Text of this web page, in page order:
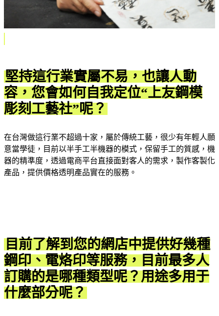
堅持這行業實屬不易，也讓人動
容，您會如何自我定位“上友鋼模
彫刻工藝社”呢？
在台灣做這行業不超過十家，屬於傳統工藝，很少有年輕人願
意當學徒，目前以半手工半機器的模式，保留手工的質感，機
器的精準度，透過電商平台直接面對客人的需求，製作客製化
產品，提供價格透明產品實在的服務。
目前了解到您的網店中提供好幾種
鋼印、電烙印等服務，目前最多人
訂購的是哪種類型呢？用途多用于
什麼部分呢？